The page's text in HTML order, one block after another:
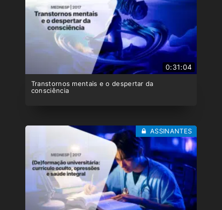
0:31:04
Transtornos mentais e o despertar da
consciência
ASSINANTES